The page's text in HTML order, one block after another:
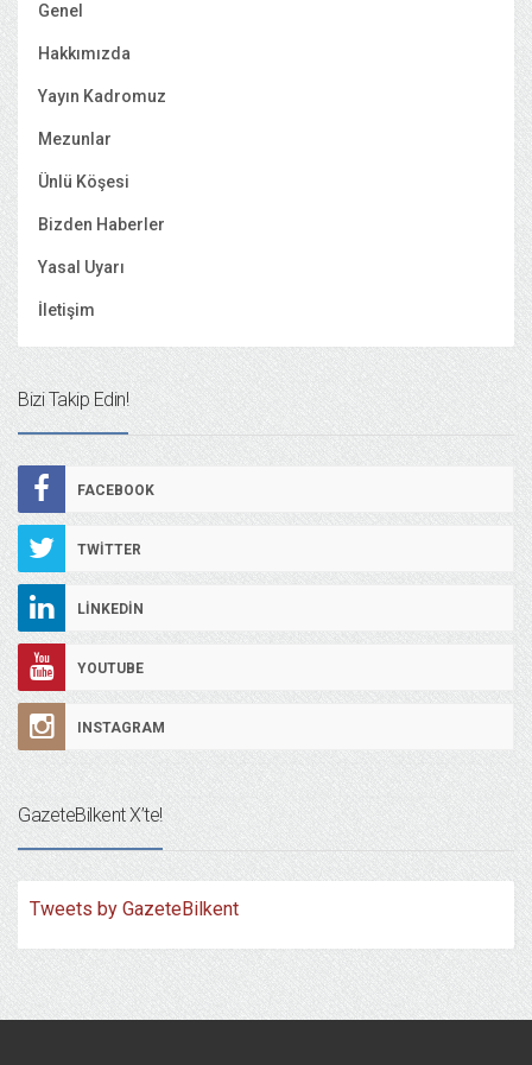
Genel
Hakkımızda
Yayın Kadromuz
Mezunlar
Ünlü Köşesi
Bizden Haberler
Yasal Uyarı
İletişim
Bizi Takip Edin!
FACEBOOK
TWITTER
LINKEDIN
YOUTUBE
INSTAGRAM
GazeteBilkent X’te!
Tweets by GazeteBilkent